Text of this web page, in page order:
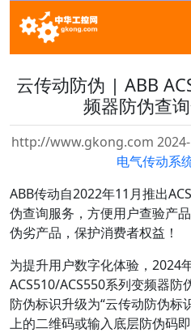
云传动防伪 | ABB
频器防伪查
http://www.gkong.com 2024-
电气传动系
ABB传动自2022年11月推出
伪查询服务，方便用户查验产
伪劣产品，保护消费者权益！
为提升用户数字化体验，2024
ACS510/ACS550系列变频器防
防伪标识升级为“云传动防伪标
上的二维码或输入底层防伪码